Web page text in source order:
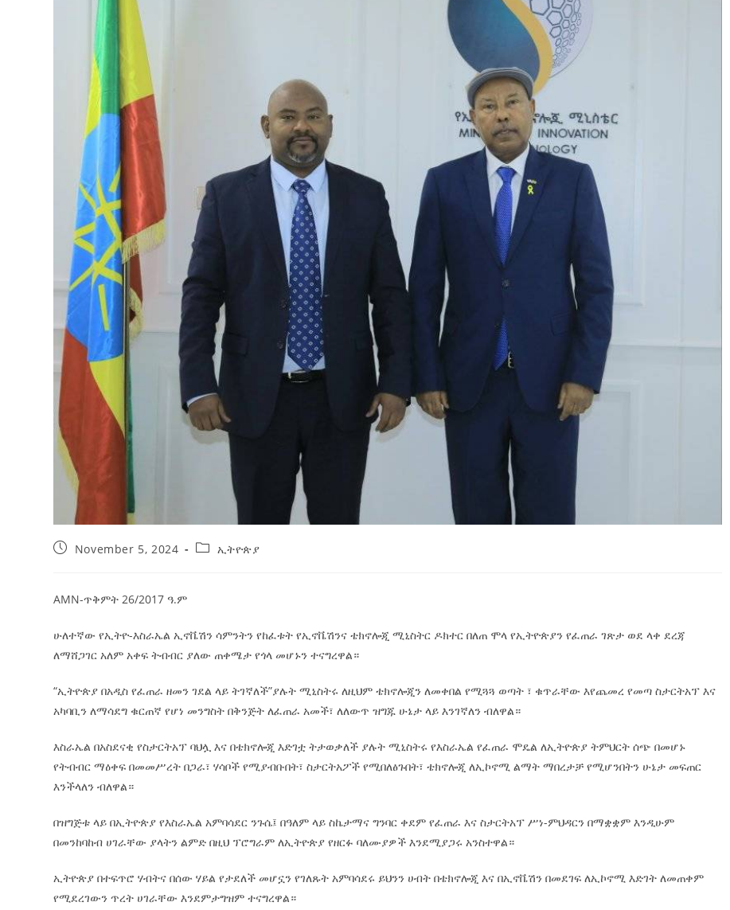
የኢትዮጵያ ኢኮኖሚ ከቡና ባሻገር
August 5, 2026
የቤኒን የዲጂታል ትራንስፎርሜሽን እና ኢኖቬሽን
ሚኒስትር ማሁና አክፕሎጋን የኢፌዴሪ መሶብ
አገልግሎትን ጎበኙ
August 5, 2026
ሠራተኞች ስፖርት ፌስቲቫል በቴሌቪዥን ዘርፍ
አሸናፊነት ተጠናቀቀ
ተቃውሞ የበዛበት የፊፋ አዲሱ እቅድ
July 30, 2026
አዲስ ሚዲያ ኔትዎርክ በይዘት ስራዎቹ የሀሰት
ትርክትን በማረም እና የወል ትርክትን በመገንባት
ሃላፊነቱን እየተወጣ ይገኛል
AmnAdmin
November 5, 2024 ኢትዮጵያ
AMN-ጥቅምት 26/2017 ዓ.ም
ሁለተኛው የኢትዮ-እስራኤል ኢኖቬሽን ሳምንትን የከፈቱት የኢኖቬሽንና ቴክኖሎጂ ሚኒስትር ዶክተር በለጠ ሞላ የኢትዮጵያን የፈጠራ ገጽታ ወደ ላቀ ደረጃ
ለማሸጋገር አለም አቀፍ ትብብር ያለው ጠቀሜታ የጎላ መሆኑን ተናግረዋል።
“ኢትዮጵያ በአዲስ የፈጠራ ዘመን ገደል ላይ ትገኛለች”ያሉት ሚኒስትሩ ለዚህም ቴክኖሎጂን ለመቀበል የሚጓጓ ወጣት ፣ ቁጥራቸው እየጨመረ የመጣ ስታርትአፕ እና
አካባቢን ለማሳደግ ቁርጠኛ የሆነ መንግስት በቅንጅት ለፈጠራ አመች፣ ለለውጥ ዝግጁ ሁኔታ ላይ እንገኛለን ብለዋል።
እስራኤል በአስደናቂ የስታርትአፕ ባህሏ እና በቴክኖሎጂ እድገቷ ትታወቃለች ያሉት ሚኒስትሩ የእስራኤል የፈጠራ ሞዴል ለኢትዮጵያ ትምህርት ሰጭ በመሆኑ
የትብብር ማዕቀፍ በመመሥረት በጋራ፣ ሃሳቦች የሚያብቡበት፣ ስታርትአፖች የሚበለፅጉበት፣ ቴክኖሎጂ ለኢኮኖሚ ልማት ማበረታቻ የሚሆንበትን ሁኔታ መፍጠር
እንችላለን ብለዋል።
በዝግጅቱ ላይ በኢትዮጵያ የእስራኤል አምባሳደር ንጉሴ፤ በዓለም ላይ ስኬታማና ግንባር ቀደም የፈጠራ እና ስታርትአፕ ሥነ-ምህዳርን በማቋቋም እንዲሁም
በመንከባከብ ሀገራቸው ያላትን ልምድ በዚህ ፕሮግራም ለኢትዮጵያ የዘርፉ ባለሙያዎች እንደሚያጋሩ አንስተዋል።
ኢትዮጵያ በተፍጥሮ ሃብትና በሰው ሃይል የታደለች መሆኗን የገለጹት አምባሳደሩ ይህንን ሀብት በቴክኖሎጂ እና በኢኖቬሽን በመደገፍ ለኢኮኖሚ እድገት ለመጠቀም
የሚደረገውን ጥረት ሀገራቸው እንደምታግዝም ተናግረዋል።